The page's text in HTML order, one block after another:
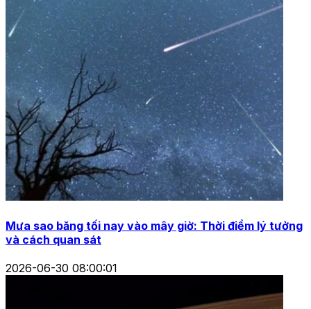
Mưa sao băng tối nay vào mây giờ: Thời điểm lý tưởng
và cách quan sát
2026-06-30 08:00:01